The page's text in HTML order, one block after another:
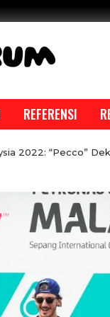
REFERENSI
2022: “Pecco”